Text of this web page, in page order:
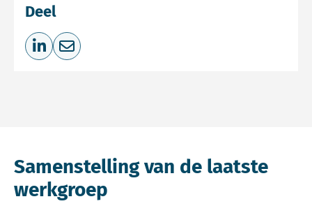
Deel
Deel op LinkedIn
Deel via e-mail
Samenstelling van de laatste
werkgroep